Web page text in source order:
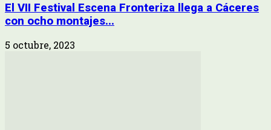
El VII Festival Escena Fronteriza llega a Cáceres
con ocho montajes...
5 octubre, 2023